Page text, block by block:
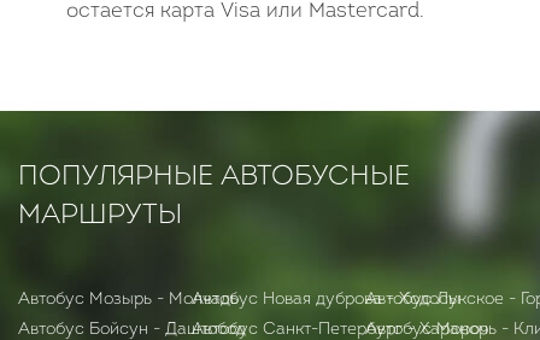
остается карта Visa или Mastercard.
ПОПУЛЯРНЫЕ АВТОБУСНЫЕ
МАРШРУТЫ
Автобус Мозырь - Молчадь
Автобус Бойсун - Даштобод
Автобус Новая дуброва - Ходосы
Автобус Санкт-Петербург - Харанор
Автобус Лукское -
Автобус Морочь -